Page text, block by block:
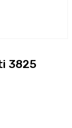
3825